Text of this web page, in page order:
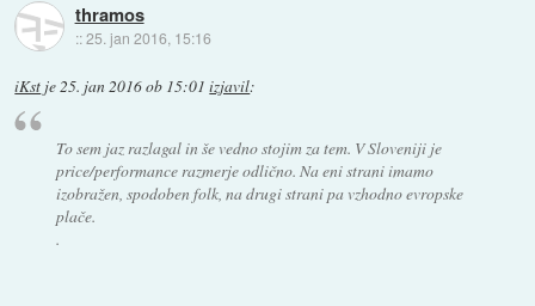
thramos
::25. jan 2016, 15:16
iKst je25. jan 2016 ob 15:01 izjavil:
To sem jaz razlagal in še vedno stojim za tem. V Sloveniji je
price/performance razmerje odlično. Na eni strani imamo
izobražen, spodoben folk, na drugi strani pa vzhodno evropske
plače.
.